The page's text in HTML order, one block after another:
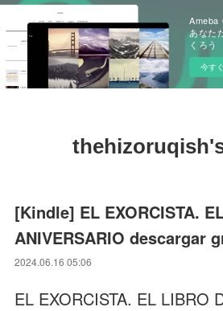
Ameba
あなた
くろう
今す
[Kindle] EL EXORCISTA.
ANIVERSARIO descargar
2024.06.16 05:06
EL EXORCISTA. EL LIBRO